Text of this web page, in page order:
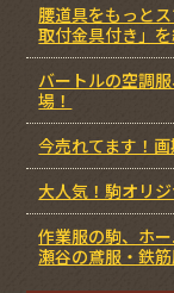
腰道具をもっと
取付金具付き」
バートルの空調
場！
今売れてます！
大人気！駒オリ
作業服の駒、ホ
瀬谷の鳶服・鉄筋